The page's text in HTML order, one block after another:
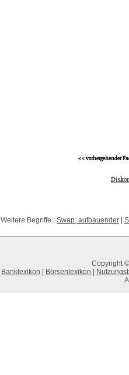
<< vorhergehender
Weitere Begriffe : Swap, aufbauender
Copyright
Banklexikon
Börsenlexikon